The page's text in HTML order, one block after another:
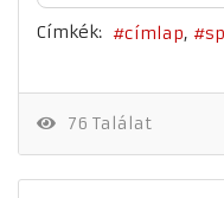
Címkék: címlap
76 Találat